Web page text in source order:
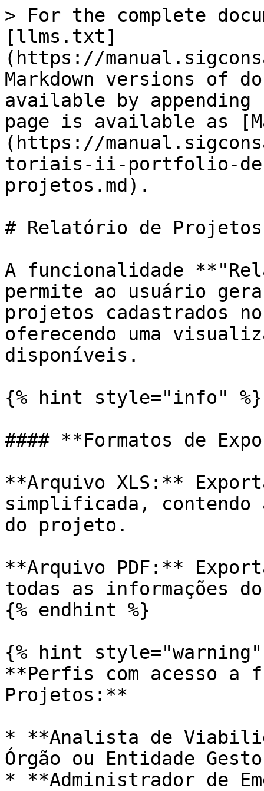
> For the complete
[llms.txt]
(https://
Markdown versions of
available by
page is available as
(https://
toriais-ii-portfolio-
projetos.md).
# Relatório de Projetos
A funcionalidade
permite ao usuário
projetos cadastrados
oferecendo uma
disponíveis.
{% hint style="info" %}
#### **Formatos de
**Arquivo XLS:**
simplificada, contendo
do projeto.
**Arquivo PDF:**
todas as informações
{% endhint %}
{% hint style="warning"
**Perfis com acesso a
Projetos:**
* **Analista de
Órgão ou Entidade
* **Administrador de